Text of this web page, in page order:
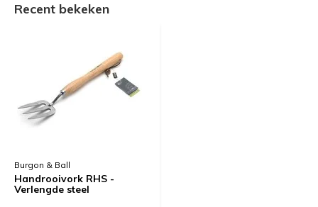
Recent bekeken
Burgon & Ball
Handrooivork RHS -
Verlengde steel